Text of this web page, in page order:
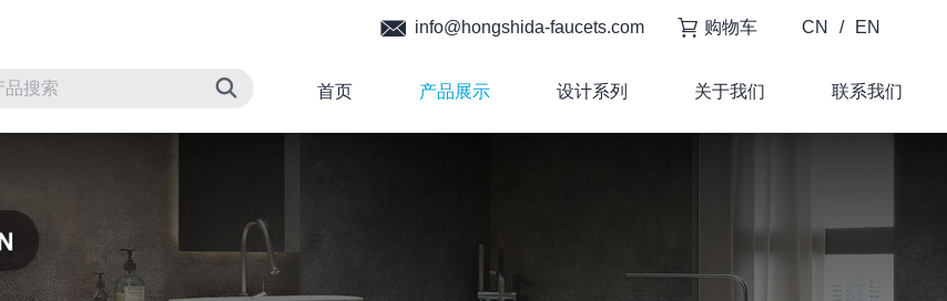
首页 产品展示 设计系列 关于我们 联系我们
info@hongshida-faucets.com 购物车 CN / EN